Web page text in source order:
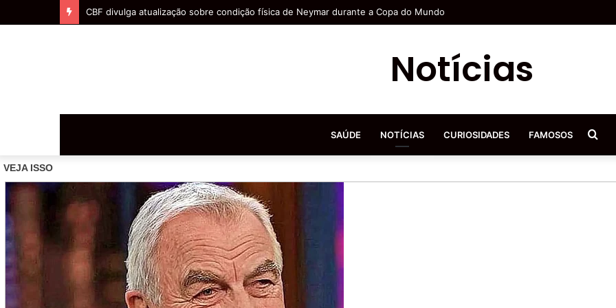
Vidente faz previsão para Brasil X Japão e afirma, vai ser 7 a … Ver mais
Notícias
SAÚDE NOTÍCIAS CURIOSIDADES FAMOSOS